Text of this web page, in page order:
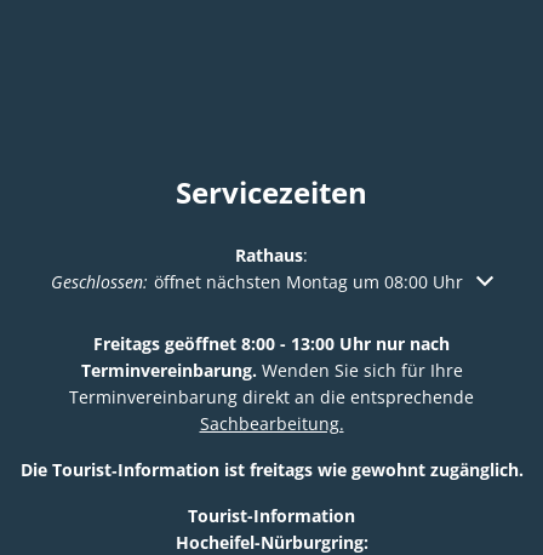
Servicezeiten
Rathaus:
Klicken, um weitere Öffnungs- oder Schließzeiten
Geschlossen: öffnet nächsten Montag um 08:00 Uhr
Freitags geöffnet 8:00 - 13:00 Uhr nur nach
Terminvereinbarung. Wenden Sie sich für Ihre
Terminvereinbarung direkt an die entsprechende
Sachbearbeitung.
Die Tourist‑Information ist freitags wie gewohnt zugänglich.
Tourist-Information
Hocheifel-Nürburgring: